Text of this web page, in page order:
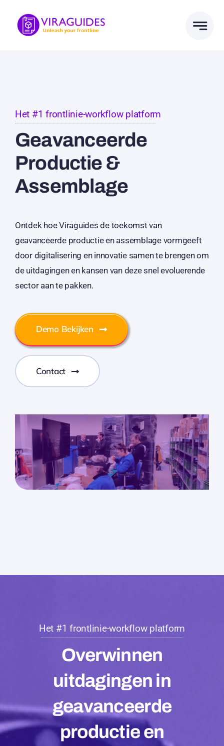
inhoud
Het #1 frontlinie-workflow platform
Geavanceerde
Productie &
Assemblage
Ontdek hoe Viraguides de toekomst van
geavanceerde productie en assemblage vormgeeft
door digitalisering en innovatie samen te brengen om
de uitdagingen en kansen van deze snel evoluerende
sector aan te pakken.
Demo Bekijken
Contact
Het #1 frontlinie-workflow platform
Overwinnen
uitdagingen in
geavanceerde
productie en